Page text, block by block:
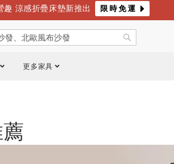
氣優惠 限時滿萬折千倒數 4天09時42
趣 涼感折疊床墊新推出 限時免運
尋
更多家具